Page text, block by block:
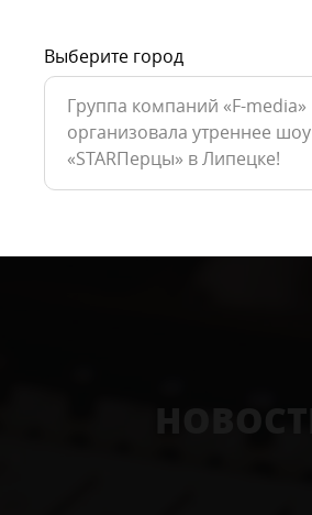
Выберите город
Группа компаний «F-media»
организовала утреннее шоу
«STARПерцы» в Липецке!